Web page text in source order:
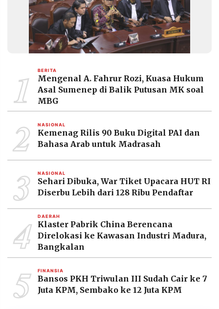
1 BERITA
Mengenal A. Fahrur Rozi, Kuasa Hukum
Asal Sumenep di Balik Putusan MK soal
MBG
2 NASIONAL
Kemenag Rilis 90 Buku Digital PAI dan
Bahasa Arab untuk Madrasah
3 NASIONAL
Sehari Dibuka, War Tiket Upacara HUT RI
Diserbu Lebih dari 128 Ribu Pendaftar
4 DAERAH
Klaster Pabrik China Berencana
Direlokasi ke Kawasan Industri Madura,
Bangkalan
5 FINANSIA
Bansos PKH Triwulan III Sudah Cair ke 7
Juta KPM, Sembako ke 12 Juta KPM